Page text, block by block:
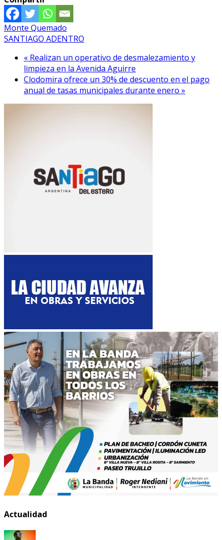
Monte Quemado
SANTIAGO ADENTRO
« Realizan un operativo de desmalezamiento y
limpieza en la Avenida Aguirre
Clodomira ofrece un 30% de descuento en el pago
anual de tasas municipales durante enero »
Actualidad